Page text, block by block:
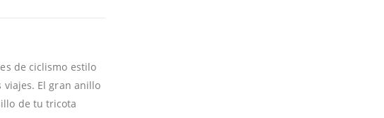
de ciclismo estilo
El gran anillo
de tu tricota